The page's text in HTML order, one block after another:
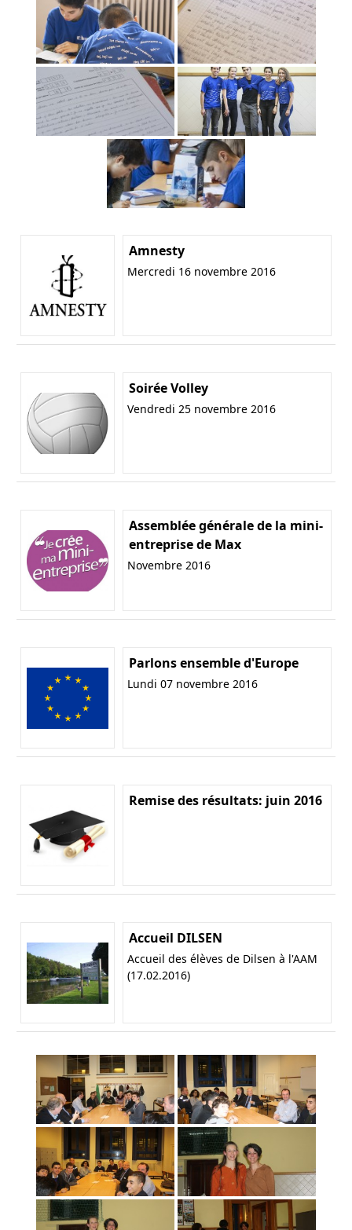
Amnesty
Mercredi 16 novembre 2016
Soirée Volley
Vendredi 25 novembre 2016
Assemblée générale de la mini-
entreprise de Max
Novembre 2016
Parlons ensemble d'Europe
Lundi 07 novembre 2016
Remise des résultats: juin 2016
Accueil DILSEN
Accueil des élèves de Dilsen à l'AAM
(17.02.2016)